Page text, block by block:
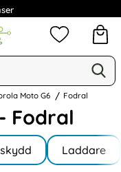
Mina
Moto G6 Fodral
Fodral
Laddare